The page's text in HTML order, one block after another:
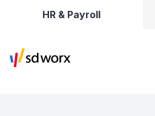
HR & Payroll